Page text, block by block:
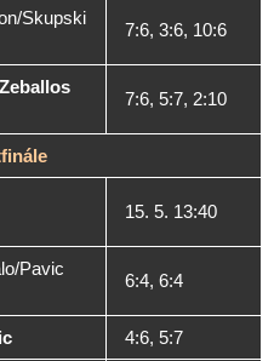
Skupski
7:6, 3:6, 10:6
7:6, 5:7, 2:10
15. 5. 13:40
Pavic
6:4, 6:4
4:6, 5:7